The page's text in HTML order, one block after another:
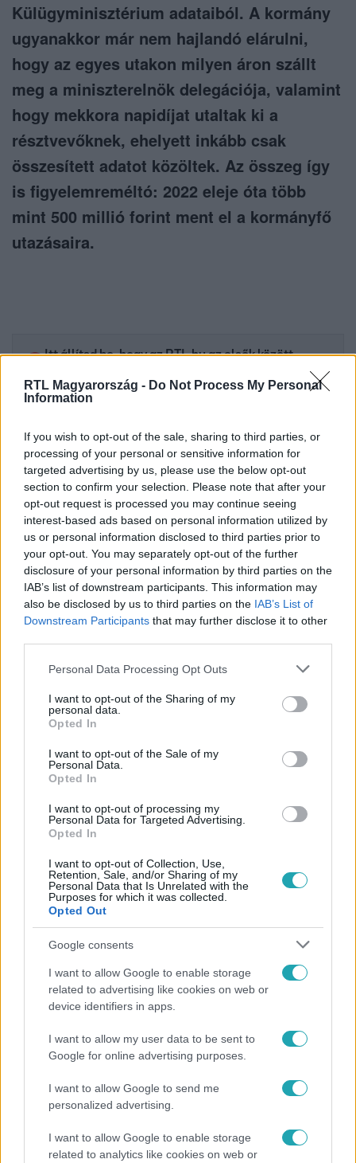
RTL Magyarország - Do Not Process My Personal
Information
If you wish to opt-out of the sale, sharing to third parties, or
processing of your personal or sensitive information for
targeted advertising by us, please use the below opt-out
section to confirm your selection. Please note that after your
opt-out request is processed you may continue seeing
interest-based ads based on personal information utilized by
us or personal information disclosed to third parties prior to
your opt-out. You may separately opt-out of the further
disclosure of your personal information by third parties on the
IAB’s list of downstream participants. This information may
also be disclosed by us to third parties on the IAB’s List of
Downstream Participants that may further disclose it to other
Please note that this website/app uses one or more Google
not limited to your visit or usage behaviour. You may click to
grant or deny consent to Google and its third-party tags to
use your data for below specified purposes in below Google
consent section.
Personal Data Processing Opt Outs
I want to opt-out of the Sharing of my
personal data.
Opted In
I want to opt-out of the Sale of my
Personal Data.
Opted In
I want to opt-out of processing my
Personal Data for Targeted Advertising.
Opted In
I want to opt-out of Collection, Use,
Retention, Sale, and/or Sharing of my
Personal Data that Is Unrelated with the
Purposes for which it was collected.
Opted Out
Google consents
I want to allow Google to enable storage
related to advertising like cookies on web or
device identifiers in apps.
I want to allow my user data to be sent to
Google for online advertising purposes.
I want to allow Google to send me
personalized advertising.
I want to allow Google to enable storage
related to analytics like cookies on web or
Külügyminisztérium adataiból. A kormány
ugyanakkor már nem hajlandó elárulni,
hogy az egyes utakon milyen áron szállt
meg a miniszterelnök delegációja, valamint
hogy mekkora napidíjat utaltak ki a
résztvevőknek, ehelyett inkább csak
összesített adatot közöltek. Az összeg így
is figyelemreméltó: 2022 eleje óta több
mint 500 millió forint ment el a kormányfő
utazásaira.
Itt állítsd be, hogy az RTL.hu az elsők között
Kövess minket, és értesülj a friss hírekről a
Facebookon is!
AIRBUS A319
Népszerű